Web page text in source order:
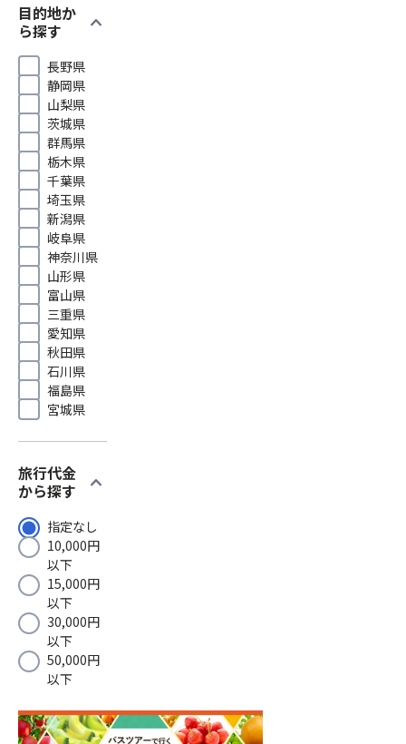
目的地か
ら探す
expand_more
長野県
静岡県
山梨県
茨城県
群馬県
栃木県
千葉県
埼玉県
新潟県
岐阜県
神奈川県
山形県
富山県
三重県
愛知県
秋田県
石川県
福島県
宮城県
旅行代金
から探す
expand_more
指定なし
10,000円
以下
15,000円
以下
30,000円
以下
50,000円
以下